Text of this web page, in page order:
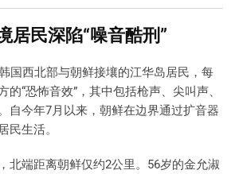
居民深陷“噪音酷刑”
国西北部与朝鲜接壤的江华岛居民，每
的“恐怖音效”，其中包括枪声、尖叫声、
自今年7月以来，朝鲜在边界通过扩音器
民生活。
北端距离朝鲜仅约2公里。56岁的金允淑